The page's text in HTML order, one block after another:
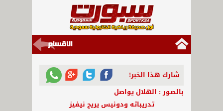
شارك هذا الخبر!
بالصور : الهلال يواصل
تدريباته ودونيس يريح نيفيز